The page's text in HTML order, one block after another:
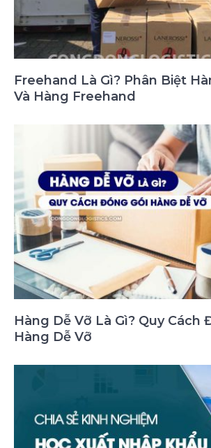
Freehand Là Gì? Phân Biệt
Và Hàng Freehand
Hàng Dễ Vỡ Là Gì? Quy Cách
Hàng Dễ Vỡ